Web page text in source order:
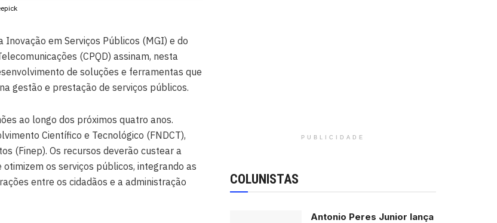
em Serviços Públicos (MGI) e do
(CPQD) assinam, nesta
de soluções e ferramentas que
gestão e prestação de serviços públicos.
ao longo dos próximos quatro anos.
Científico e Tecnológico (FNDCT),
(Finep). Os recursos deverão custear a
os serviços públicos, integrando as
entre os cidadãos e a administração
PUBLICIDADE
COLUNISTAS
Antonio Peres Junior lança